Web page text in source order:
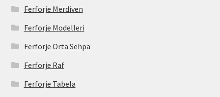
Ferforje Merdiven
Ferforje Modelleri
Ferforje Orta Sehpa
Ferforje Raf
Ferforje Tabela